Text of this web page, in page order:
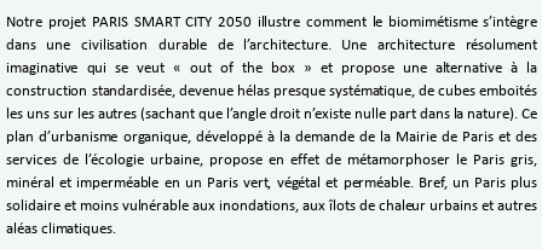
Notre projet PARIS SMART CITY 2050 illustre comment le biomimétisme s’intègre
dans une civilisation durable de l’architecture. Une architecture résolument
imaginative qui se veut « out of the box » et propose une alternative à la
construction standardisée, devenue hélas presque systématique, de cubes emboités
les uns sur les autres (sachant que l’angle droit n’existe nulle part dans la nature). Ce
plan d’urbanisme organique, développé à la demande de la Mairie de Paris et des
services de l’écologie urbaine, propose en effet de métamorphoser le Paris gris,
minéral et imperméable en un Paris vert, végétal et perméable. Bref, un Paris plus
solidaire et moins vulnérable aux inondations, aux îlots de chaleur urbains et autres
aléas climatiques.